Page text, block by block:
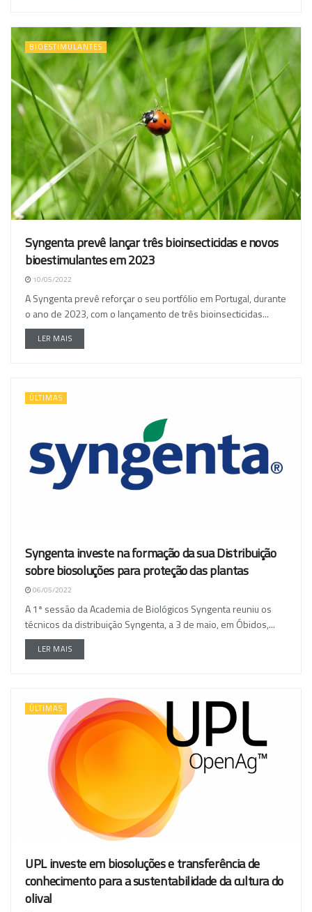
BIOESTIMULANTES
Syngenta prevê lançar três bioinsecticidas e novos
bioestimulantes em 2023
10/05/2022
A Syngenta prevê reforçar o seu portfólio em Portugal, durante
o ano de 2023, com o lançamento de três bioinsecticidas...
LER MAIS
ÚLTIMAS
Syngenta investe na formação da sua Distribuição
sobre biosoluções para proteção das plantas
06/05/2022
A 1ª sessão da Academia de Biológicos Syngenta reuniu os
técnicos da distribuição Syngenta, a 3 de maio, em Óbidos,...
LER MAIS
ÚLTIMAS
UPL investe em biosoluções e transferência de
conhecimento para a sustentabilidade da cultura do
olival